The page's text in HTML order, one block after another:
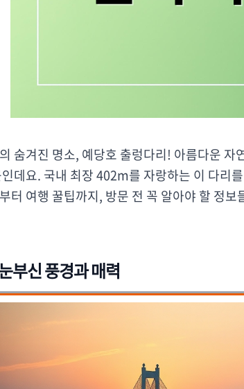
숨겨진 명소, 예당호 출렁다리! 아름다운 자
데요. 국내 최장 402m를 자랑하는 이 다리
터 여행 꿀팁까지, 방문 전 꼭 알아야 할 정보
부신 풍경과 매력